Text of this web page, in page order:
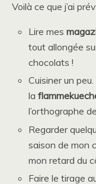
Voilà ce que j’ai
Lire mes
tout allongée
chocolats !
Cuisiner un
la
l’orthographe
Regarder
saison de mon
mon retard du
Faire le tirage